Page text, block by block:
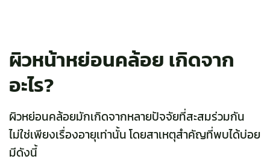
ผิวหน้าหย่อนคล้อย เกิดจาก
อะไร?
ผิวหย่อนคล้อยมักเกิดจากหลายปัจจัยที่สะสมร่วมกัน
ไม่ใช่เพียงเรื่องอายุเท่านั้น โดยสาเหตุสำคัญที่พบได้บ่อย
มีดังนี้